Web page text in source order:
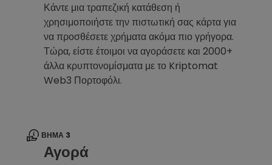
Κάντε μια τραπεζική κατάθεση ή
χρησιμοποιήστε την πιστωτική σας κάρτα για
να προσθέσετε χρήματα ακόμα πιο γρήγορα.
Τώρα, είστε έτοιμοι να αγοράσετε και 2000+
άλλα κρυπτονομίσματα με το Kriptomat
Web3 Πορτοφόλι.
ΒΉΜΑ 3
Αγορά